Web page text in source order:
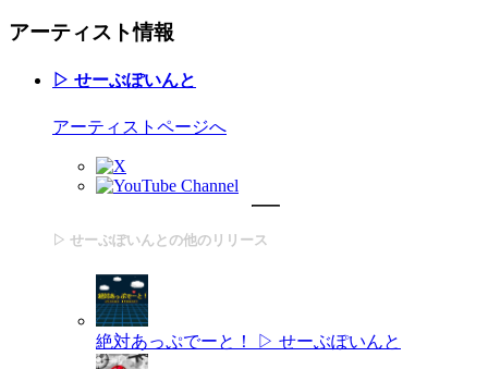
アーティスト情報
▷ せーぶぽいんと
アーティストページへ
▷ せーぶぽいんとの他のリリース
絶対あっぷでーと！ ▷ せーぶぽいんと